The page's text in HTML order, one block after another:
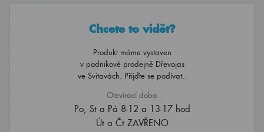
Chcete to vidět?
Produkt máme vystaven
v podnikové prodejně Dřevojas
ve Svitavách. Přijďte se podívat..
Otevírací doba
Po, St a Pá 8-12 a 13-17 hod
Út a Čt ZAVŘENO